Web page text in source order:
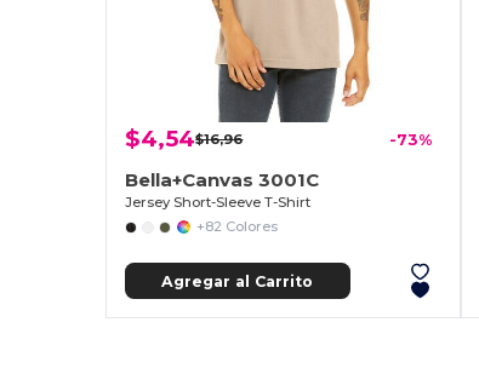
$4,54$16,96 -73%
Bella+Canvas 3001C
Jersey Short-Sleeve T-Shirt
+82 Colores
Agregar al Carrito